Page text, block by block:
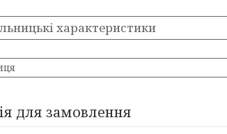
характеристики
для замовлення